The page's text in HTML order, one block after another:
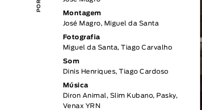
Montagem
José Magro, Miguel da Santa
Fotografia
Miguel da Santa, Tiago Carvalho
Som
Dinis Henriques, Tiago Cardoso
Música
Diron Animal, Slim Kubano, Pasky,
Venax YRN